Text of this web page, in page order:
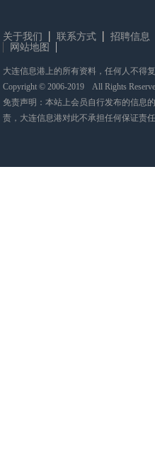
关于我们 联系方式 招聘信息
网站地图
大连信息港上的所有资料，任何人不得
Copyright © 2006-2019 All Rights
免责声明：本站上会员自行发布的信息
责，大连信息港对此不承担任何保证责任